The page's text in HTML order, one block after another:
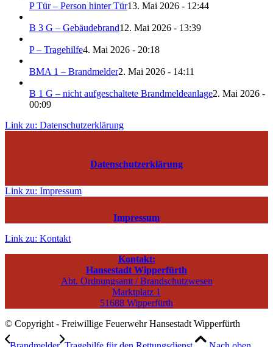
P Tür – Person hinter Tür13. Mai 2026 - 12:44
B 3 G – Gebäudebrand12. Mai 2026 - 13:39
P – Tragehilfe4. Mai 2026 - 20:18
BMA 1 – Brandmelder2. Mai 2026 - 14:11
B 1 G – nicht aufgeschaltete Brandmeldeanlage2. Mai 2026 -
00:09
Link zu: Datenschutzerklärung
Datenschutzerklärung
Link zu: Impressum
Impressum
Link zu: Kontakt
Kontakt:
Hansestadt Wipperfürth
Abt. Ordnungsamt / Brandschutzwesen
Marktplatz 1
51688 Wipperfürth
© Copyright - Freiwillige Feuerwehr Hansestadt Wipperfürth